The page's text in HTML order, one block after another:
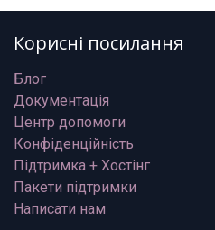
Корисні посилання
Блог
Документація
Центр допомоги
Конфіденційність
Підтримка + Хостінг
Пакети підтримки
Написати нам